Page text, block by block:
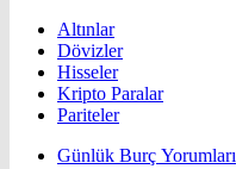
Altınlar
Dövizler
Hisseler
Kripto Paralar
Pariteler
Günlük Burç Yorumları